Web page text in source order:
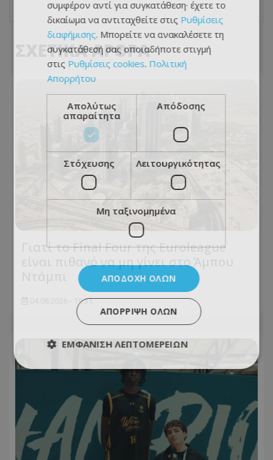
ΣΧΕΤΙΚΑ ΑΡΘΡΑ
Γιατί το Final Four της Euroleague
είναι πιθανό να μη γίνει στο Άμπου
04.08.2026 - 19:31
συμφέρον αντί για συγκατάθεση· έχετε το
δικαίωμα να αντιταχθείτε στις Ρυθμίσεις
διαφήμισης. Μπορείτε να ανακαλέσετε τη
συγκατάθεσή σας οποιαδήποτε στιγμή
στις Ρυθμίσεις cookies. Πολιτική
Απορρήτου
Απολύτως
απαραίτητα
Απόδοσης
Στόχευσης Λειτουργικότητας
Μη ταξινομημένα
ΑΠΟΔΟΧΉ ΌΛΩΝ
ΑΠΌΡΡΙΨΗ ΌΛΩΝ
ΕΜΦΆΝΙΣΗ ΛΕΠΤΟΜΕΡΕΙΏΝ